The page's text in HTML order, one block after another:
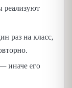
реализуют
раз на класс,
иначе его